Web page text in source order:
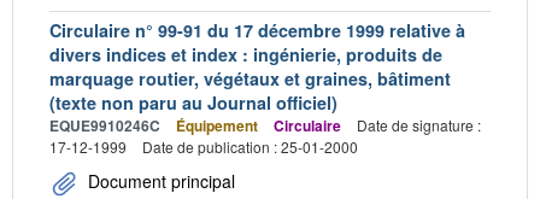
Circulaire n° 99-91 du 17 décembre 1999 relative à
divers indices et index : ingénierie, produits de
marquage routier, végétaux et graines, bâtiment
(texte non paru au Journal officiel)
EQUE9910246C Équipement Circulaire
Date de signature :
17-12-1999
Date de publication : 25-01-2000
Document principal